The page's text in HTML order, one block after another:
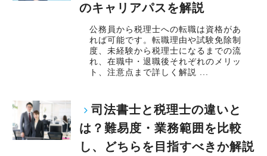
のキャリアパスを解説
公務員から税理士への転職は資格があ
れば可能です。転職理由や試験免除制
度、未経験から税理士になるまでの流
れ、在職中・退職後それぞれのメリッ
ト、注意点まで詳しく解説 ...
司法書士と税理士の違いと
は？難易度・業務範囲を比較
し、どちらを目指すべきか解説